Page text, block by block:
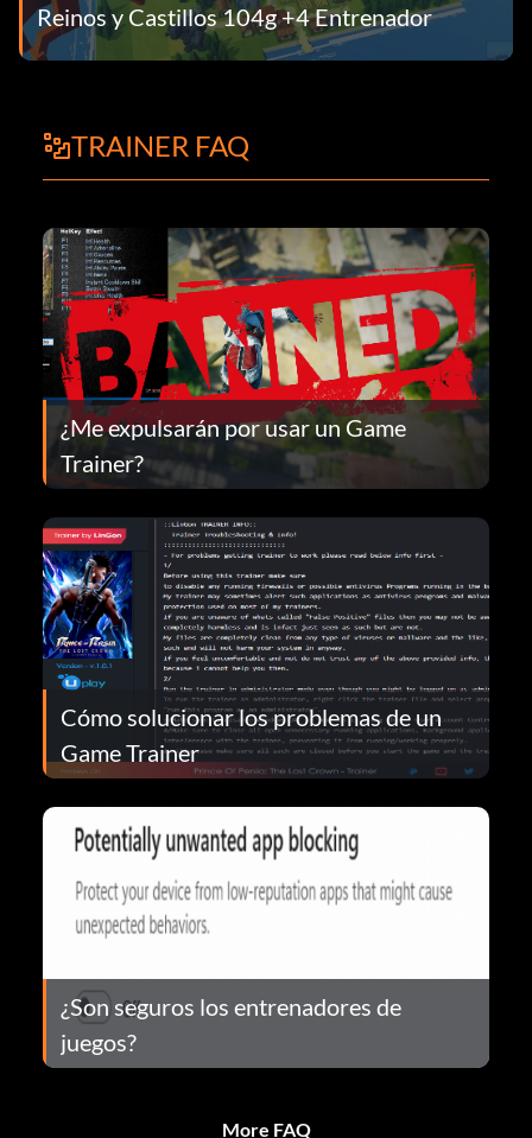
Reinos y Castillos 104g +4 Entrenador
TRAINER FAQ
¿Me expulsarán por usar un Game
Trainer?
Cómo solucionar los problemas de un
Game Trainer
¿Son seguros los entrenadores de
juegos?
More FAQ